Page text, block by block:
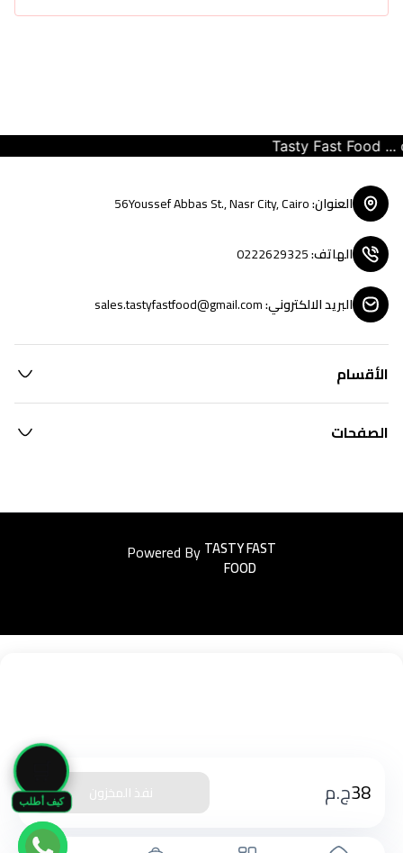
كيف أطلب 38ج.م نفذ المخزون
Tasty Fast Food ...
العنوان:
56Youssef Abbas St., Nasr City, Cairo
الهاتف:
0222629325
البريد الالكتروني:
sales.tastyfastfood@gmail.com
الأقسام
الصفحات
Powered ByEasyorders